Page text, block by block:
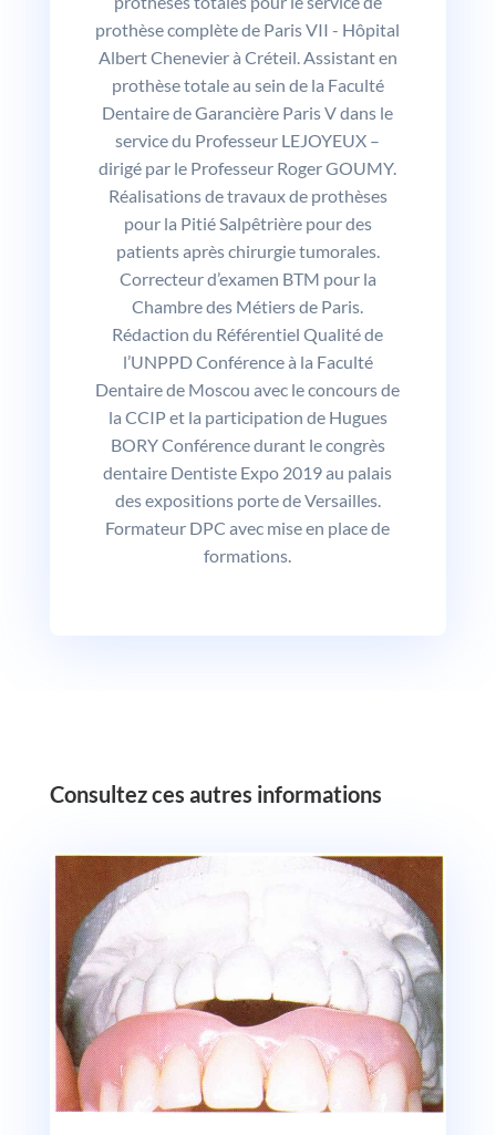
prothèse complète de Paris VII - Hôpital
Albert Chenevier à Créteil. Assistant en
prothèse totale au sein de la Faculté
Dentaire de Garancière Paris V dans le
service du Professeur LEJOYEUX –
dirigé par le Professeur Roger GOUMY.
Réalisations de travaux de prothèses
pour la Pitié Salpêtrière pour des
patients après chirurgie tumorales.
Correcteur d’examen BTM pour la
Chambre des Métiers de Paris.
Rédaction du Référentiel Qualité de
l’UNPPD Conférence à la Faculté
Dentaire de Moscou avec le concours de
la CCIP et la participation de Hugues
BORY Conférence durant le congrès
dentaire Dentiste Expo 2019 au palais
des expositions porte de Versailles.
Formateur DPC avec mise en place de
formations.
‎Consultez ces autres informations